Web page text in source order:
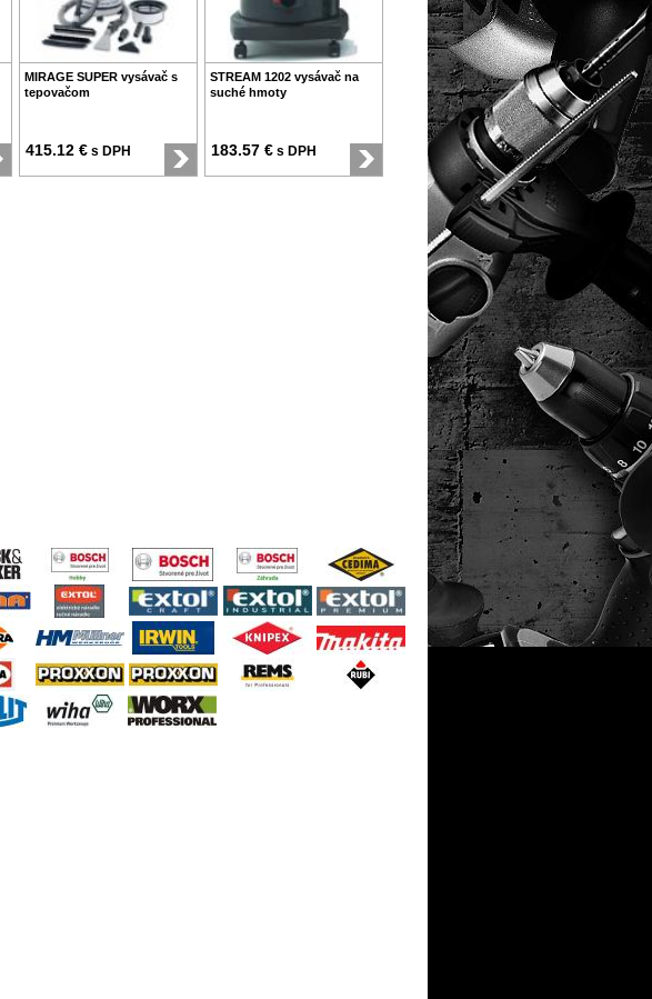
MIRAGE SUPER vysávač s
tepovačom
415.12 € s DPH
STREAM 1202 vysávač na
suché hmoty
183.57 € s DPH